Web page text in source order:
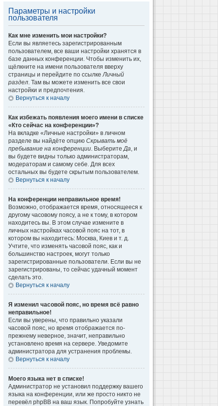
Параметры и настройки
пользователя
Как мне изменить мои настройки?
Если вы являетесь зарегистрированным
пользователем, все ваши настройки хранятся в
базе данных конференции. Чтобы изменить их,
щёлкните на имени пользователя вверху
страницы и перейдите по ссылкеЛичный
раздел. Там вы можете изменить все свои
настройки и предпочтения.
Вернуться к началу
Как избежать появления моего имени в списке
«Кто сейчас на конференции»?
На вкладке «Личные настройки» в личном
разделе вы найдёте опцию Скрывать моё
пребывание на конференции. ВыберитеДа, и
вы будете видны только администраторам,
модераторам и самому себе. Для всех
остальных вы будете скрытым пользователем.
Вернуться к началу
На конференции неправильное время!
Возможно, отображается время, относящееся к
другому часовому поясу, а не к тому, в котором
находитесь вы. В этом случае измените в
личных настройках часовой пояс на тот, в
котором вы находитесь: Москва, Киев и т. д.
Учтите, что изменять часовой пояс, как и
большинство настроек, могут только
зарегистрированные пользователи. Если вы не
зарегистрированы, то сейчас удачный момент
сделать это.
Вернуться к началу
Я изменил часовой пояс, но время всё равно
неправильное!
Если вы уверены, что правильно указали
часовой пояс, но время отображается по-
прежнему неверное, значит, неправильно
установлено время на сервере. Уведомите
администратора для устранения проблемы.
Вернуться к началу
Моего языка нет в списке!
Администратор не установил поддержку вашего
языка на конференции, или же просто никто не
перевёл phpBB на ваш язык. Попробуйте узнать